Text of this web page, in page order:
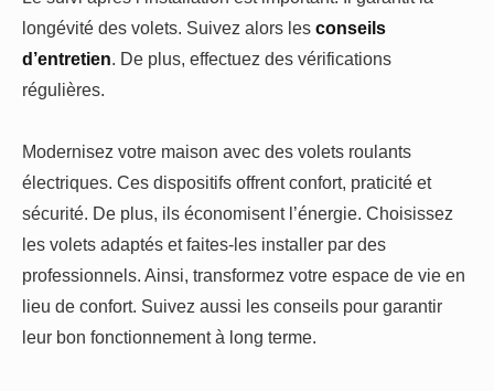
longévité des volets. Suivez alors les conseils
d’entretien. De plus, effectuez des vérifications
régulières.
Modernisez votre maison avec des volets roulants
électriques. Ces dispositifs offrent confort, praticité et
sécurité. De plus, ils économisent l’énergie. Choisissez
les volets adaptés et faites-les installer par des
professionnels. Ainsi, transformez votre espace de vie en
lieu de confort. Suivez aussi les conseils pour garantir
leur bon fonctionnement à long terme.